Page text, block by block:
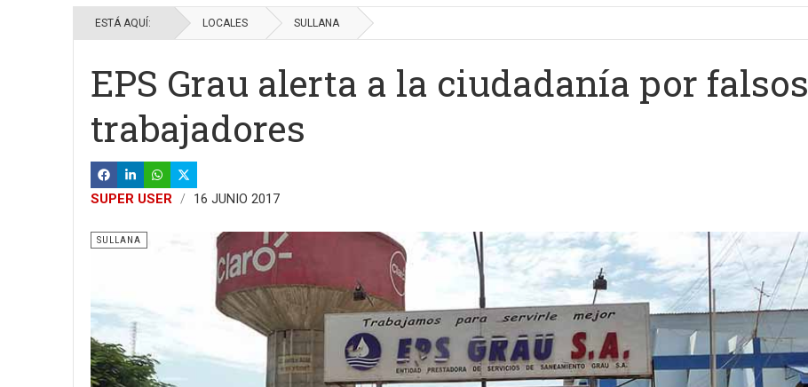
ESTÁ AQUÍ: LOCALES SULLANA
EPS Grau alerta a la ciudadanía por falsos
trabajadores
SUPER USER 16 JUNIO 2017
SULLANA